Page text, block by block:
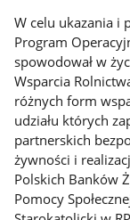
W celu ukazania i
Program
spowodował w
Wsparcia
różnych form
udziału których
partnerskich
żywności i
Polskich Banków
Pomocy